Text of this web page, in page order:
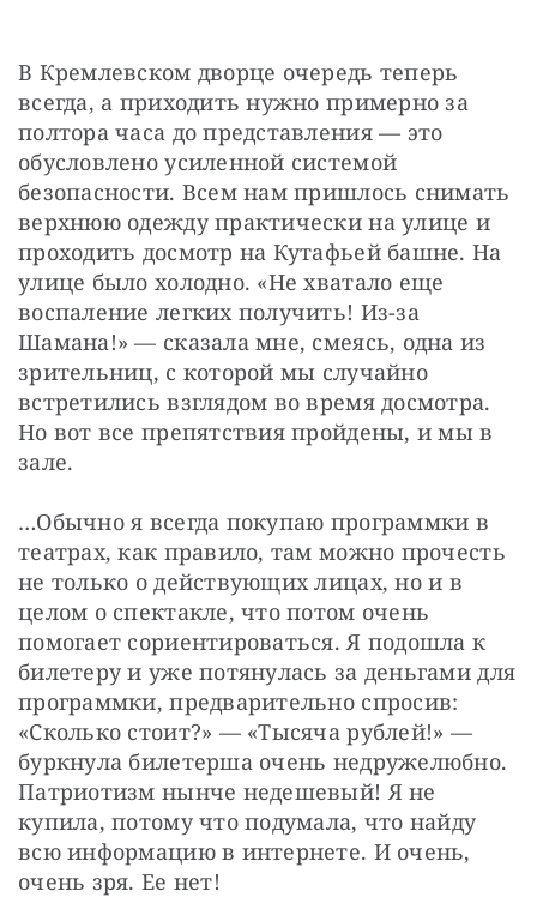
В Кремлевском дворце очередь теперь
всегда, а приходить нужно примерно за
полтора часа до представления — это
обусловлено усиленной системой
безопасности. Всем нам пришлось снимать
верхнюю одежду практически на улице и
проходить досмотр на Кутафьей башне. На
улице было холодно. «Не хватало еще
воспаление легких получить! Из-за
Шамана!» — сказала мне, смеясь, одна из
зрительниц, с которой мы случайно
встретились взглядом во время досмотра.
Но вот все препятствия пройдены, и мы в
зале.
…Обычно я всегда покупаю программки в
театрах, как правило, там можно прочесть
не только о действующих лицах, но и в
целом о спектакле, что потом очень
помогает сориентироваться. Я подошла к
билетеру и уже потянулась за деньгами для
программки, предварительно спросив:
«Сколько стоит?» — «Тысяча рублей!» —
буркнула билетерша очень недружелюбно.
Патриотизм нынче недешевый! Я не
купила, потому что подумала, что найду
всю информацию в интернете. И очень,
очень зря. Ее нет!